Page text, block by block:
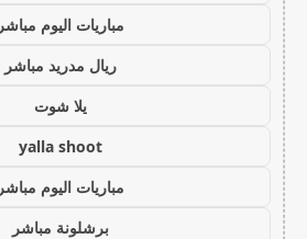
مباريات اليوم مباشر
ريال مدريد مباشر
يلا شوت
yalla shoot
مباريات اليوم مباشر
برشلونة مباشر